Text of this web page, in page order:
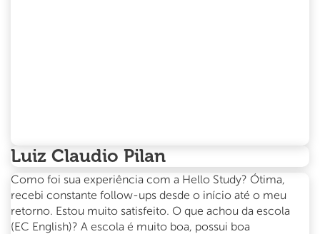
Luiz Claudio Pilan
Como foi sua experiência com a Hello Study? Ótima,
recebi constante follow-ups desde o início até o meu
retorno. Estou muito satisfeito. O que achou da escola
(EC English)? A escola é muito boa, possui boa